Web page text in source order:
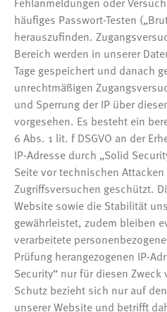
häufiges Passwort-Testen
herauszufinden.
Bereich werden in unserer
Tage gespeichert und danach
unrechtmäßigen
und Sperrung der IP über
vorgesehen. Es besteht ein
6 Abs. 1 lit. f DSGVO an der
IP-Adresse durch „Solid
Seite vor technischen
Zugriffsversuchen geschützt.
Website sowie die Stabilität
gewährleistet, zudem bleiben
verarbeitete
Prüfung herangezogenen IP-
Security“ nur für diesen Zweck
Schutz bezieht sich nur auf
unserer Website und betrifft